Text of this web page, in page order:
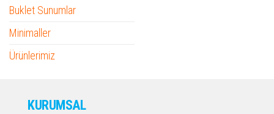
Buklet Sunumlar
Minimaller
Ürünlerimiz
KURUMSAL